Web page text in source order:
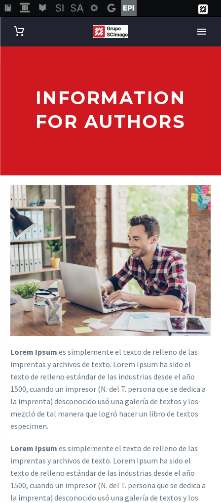
INFORMATION
FOR AUTHORS
Lorem Ipsum es simplemente el texto de relleno de las
imprentas y archivos de texto. Lorem Ipsum ha sido el
texto de relleno estándar de las industrias desde el año
1500, cuando un impresor (N. del T. persona que se dedica a
la imprenta) desconocido usó una galería de textos y los
mezcló de tal manera que logró hacer un libro de textos
especimen.
Lorem Ipsum es simplemente el texto de relleno de las
imprentas y archivos de texto. Lorem Ipsum ha sido el
texto de relleno estándar de las industrias desde el año
1500, cuando un impresor (N. del T. persona que se dedica a
la imprenta) desconocido usó una galería de textos y los